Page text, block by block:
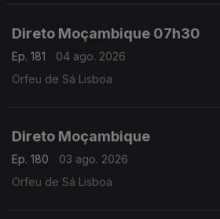
Direto Moçambique 07h30
Ep. 181
04 ago. 2026
Orfeu de Sá Lisboa
Direto Moçambique
Ep. 180
03 ago. 2026
Orfeu de Sá Lisboa